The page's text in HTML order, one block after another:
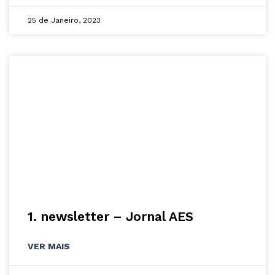
25 de Janeiro, 2023
1. newsletter – Jornal AES
VER MAIS